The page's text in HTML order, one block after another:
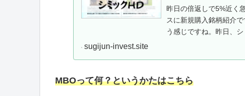
昨日の倍返しで5%近く
スに新規購入銘柄紹介
う感じですね。昨日、
sugijun-invest.site
MBOって何？というかたはこちら